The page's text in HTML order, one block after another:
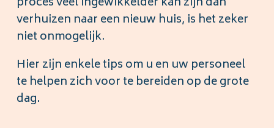
verhuizen naar een nieuw huis, is het zeker
niet onmogelijk.
Hier zijn enkele tips om u en uw personeel
te helpen zich voor te bereiden op de grote
dag.